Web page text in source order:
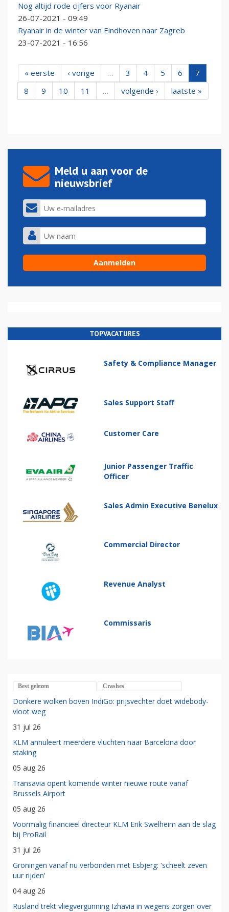
Nog altijd rode cijfers voor Ryanair
26-07-2021 - 09:49
Ryanair in de winter van Eindhoven naar Zagreb
23-07-2021 - 16:56
« eerste ‹ vorige … 3 4 5 6
7
8
9 10 11 … volgende › laatste »
Meld u aan voor de
nieuwsbrief
TOPVACATURES
Safety & Compliance Manager
Sales Support Staff
Customer Care
Junior Passenger Traffic
Officer
Sales Admin Executive Benelux
Commercial Director
Revenue Analyst
Commissaris
Best gelezen Crashes
Donkere wolken boven IndiGo: prijsvechter doet widebody-
vloot weg
31 jul 26
KLM annuleert meerdere vluchten naar Barcelona door
staking
05 aug 26
Transavia opent komende winter nieuwe route vanaf
Brussels Airport
05 aug 26
Voormalig financieel directeur KLM Erik Swelheim aan de slag
bij ProRail
31 jul 26
Groningen vanaf nu verbonden met Esbjerg: 'scheelt zeven
uur rijden'
04 aug 26
Rusland trekt vliegvergunning Izhavia in wegens zorgen over